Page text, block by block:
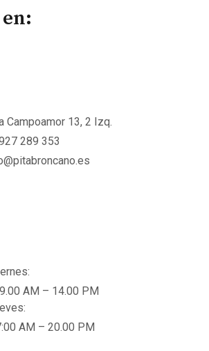
Campoamor 13, 2 Izq.
289 353
AM – 14.00 PM
AM – 20.00 PM